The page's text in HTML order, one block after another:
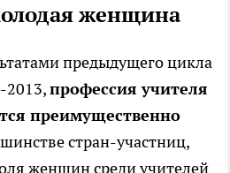
женщина
предыдущего цикла
2013,профессия учителя
преимущественно
стран-участниц,
женщин среди учителей